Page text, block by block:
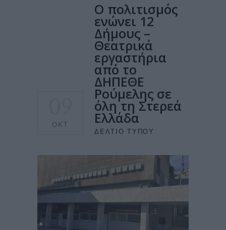
ΟΚΤ
Ο πολιτισμός
ενώνει 12
Δήμους –
Θεατρικά
εργαστήρια
από το
ΔΗΠΕΘΕ
Ρούμελης σε
όλη τη Στερεά
Ελλάδα
ΔΕΛΤΊΟ ΤΎΠΟΥ